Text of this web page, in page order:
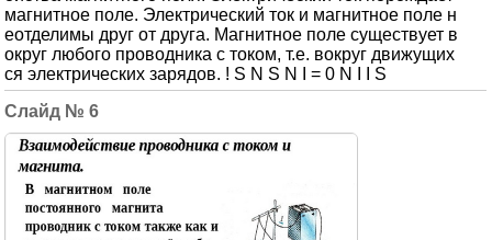
магнитное поле. Электрический ток и магнитное поле н
еотделимы друг от друга. Магнитное поле существует в
округ любого проводника с током, т.е. вокруг движущих
ся электрических зарядов. ! S N S N I = 0 N I I S
6